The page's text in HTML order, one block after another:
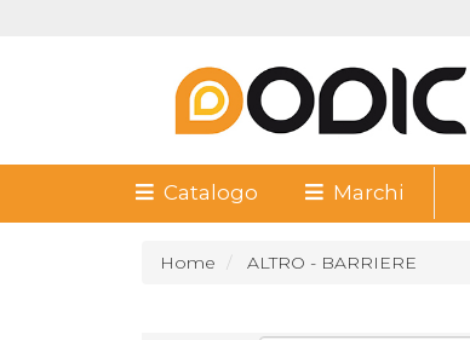
Catalogo Marchi
Home ALTRO - BARRIERE